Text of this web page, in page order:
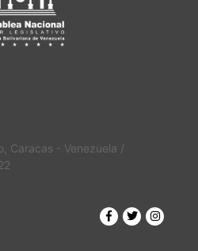
Caracas - Venezuela /